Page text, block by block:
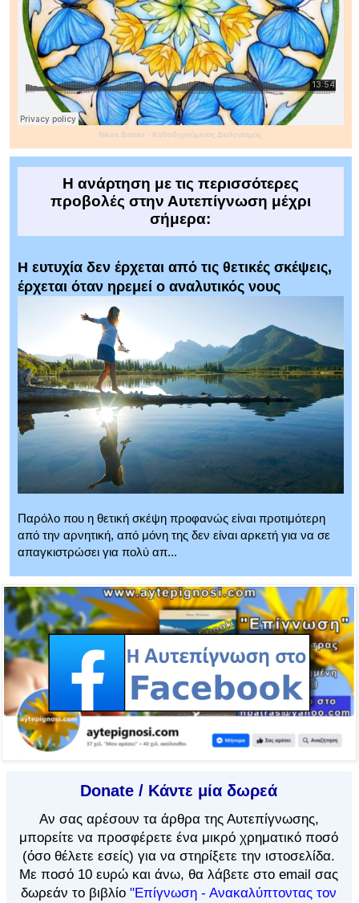
Nikos Batras · Καθοδηγούμενος Διαλογισμός
Η ανάρτηση με τις περισσότερες
προβολές στην Αυτεπίγνωση μέχρι
σήμερα:
Η ευτυχία δεν έρχεται από τις θετικές σκέψεις,
έρχεται όταν ηρεμεί ο αναλυτικός νους
Παρόλο που η θετική σκέψη προφανώς είναι προτιμότερη
από την αρνητική, από μόνη της δεν είναι αρκετή για να σε
απαγκιστρώσει για πολύ απ...
Donate / Κάντε μία δωρεά
Αν σας αρέσουν τα άρθρα της Αυτεπίγνωσης,
μπορείτε να προσφέρετε ένα μικρό χρηματικό ποσό
(όσο θέλετε εσείς) για να στηρίξετε την ιστοσελίδα.
Με ποσό 10 ευρώ και άνω, θα λάβετε στο email σας
δωρεάν το βιβλίο"Επίγνωση - Ανακαλύπτοντας τον